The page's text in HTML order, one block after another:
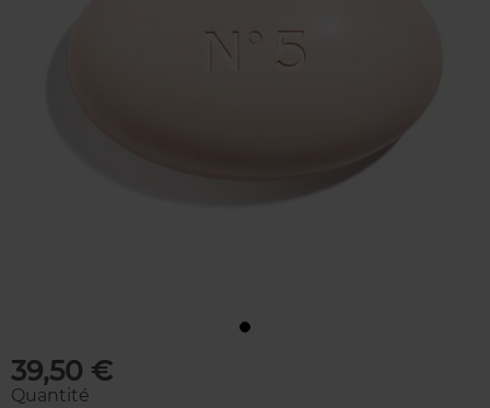
39,50 €
Quantité